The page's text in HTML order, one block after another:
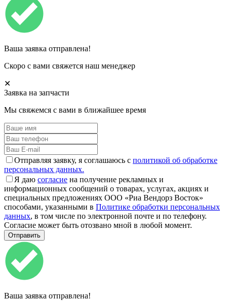
Ваша заявка отправлена!
Скоро с вами свяжется наш менеджер
✕
Заявка на запчасти
Мы свяжемся с вами в ближайшее время
Отправляя заявку, я соглашаюсь с политикой об обработке
персональных данных.
Я даю согласие на получение рекламных и
информационных сообщений о товарах, услугах, акциях и
специальных предложениях ООО «Риа Вендорз Восток»
способами, указанными в Политике обработки персональных
данных, в том числе по электронной почте и по телефону.
Согласие может быть отозвано мной в любой момент.
Ваша заявка отправлена!